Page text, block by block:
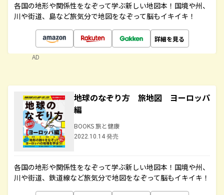
各国の地形や関係性をなぞって学ぶ新しい地図本！国境や州、
川や街道、島など旅気分で地図をなぞって脳もイキイキ！
詳細を見る
AD
地球のなぞり方 旅地図 ヨーロッパ
編
BOOKS 旅と健康
2022.10.14 発売
各国の地形や関係性をなぞって学ぶ新しい地図本！国境や州、
川や街道、鉄道線など旅気分で地図をなぞって脳もイキイキ！